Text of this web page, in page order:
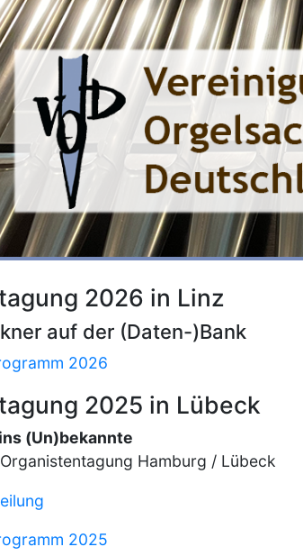
2026 in Linz
auf der (Daten-)Bank
2026
2025 in Lübeck
(Un)bekannte
Hamburg / Lübeck
2025